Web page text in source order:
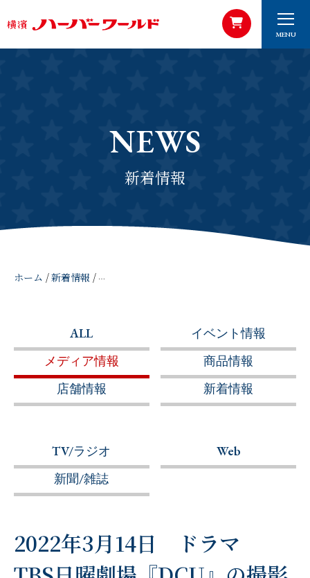
MENU
NEWS
新着情報
ホーム /新着情報 / 2022年3月14日 ドラマ TBS日曜劇場『DCU』
ALL
イベント情報
メディア情報
商品情報
店舗情報
新着情報
TV/ラジオ
Web
新聞/雑誌
2022年3月14日 ドラマ